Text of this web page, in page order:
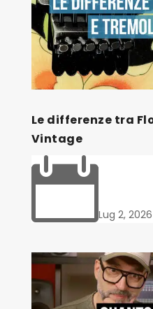
Le differenze tra
Vintage
Lug 2, 2026